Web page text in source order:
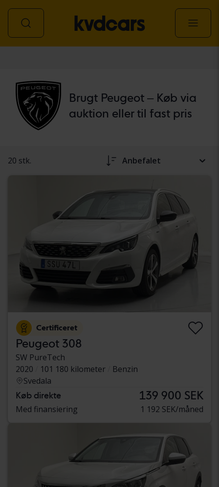
Brugt Peugeot – Køb via
auktion eller til fast pris
20 stk. Anbefalet
Certificeret
Peugeot 308
SW PureTech
2020
101 180 kilometer
Benzin
Svedala
Køb direkte 139 900 SEK
Med finansiering 1 192 SEK/måned